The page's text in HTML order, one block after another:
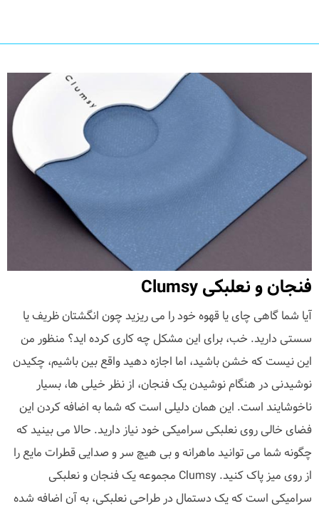
فنجان و نعلبکی Clumsy
آیا شما گاهی چای یا قهوه خود را می ریزید چون انگشتان ظریف یا
سستی دارید. خب، برای این مشکل چه کاری کرده اید؟ منظور من
این نیست که خشن باشید، اما اجازه دهید واقع بین باشیم، چکیدن
نوشیدنی در هنگام نوشیدن یک فنجان، از نظر خیلی ها، بسیار
ناخوشایند است. این همان دلیلی است که شما به اضافه کردن این
فضای خالی روی نعلبکی سرامیکی خود نیاز دارید. حالا می بینید که
چگونه شما می توانید ماهرانه و بی هیچ سر و صدایی قطرات مایع را
از روی میز پاک کنید. Clumsy مجموعه یک فنجان و نعلبکی
سرامیکی است که یک دستمال در طراحی نعلبکی، به آن اضافه شده